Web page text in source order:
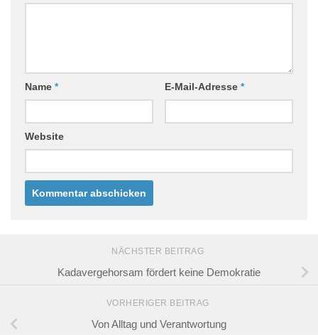
Name * E-Mail-Adresse *
Website
NÄCHSTER BEITRAG
Kadavergehorsam fördert keine Demokratie
VORHERIGER BEITRAG
Von Alltag und Verantwortung